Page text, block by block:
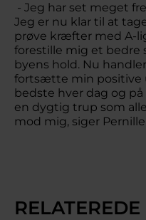
- Jeg har set meget
Jeg er nu klar til at
prøve kræfter med A-
forestille mig et bedre
byens hold. Nu
fortsætte min positive
bedste hver dag og
en dygtig trup som
mod mig, siger